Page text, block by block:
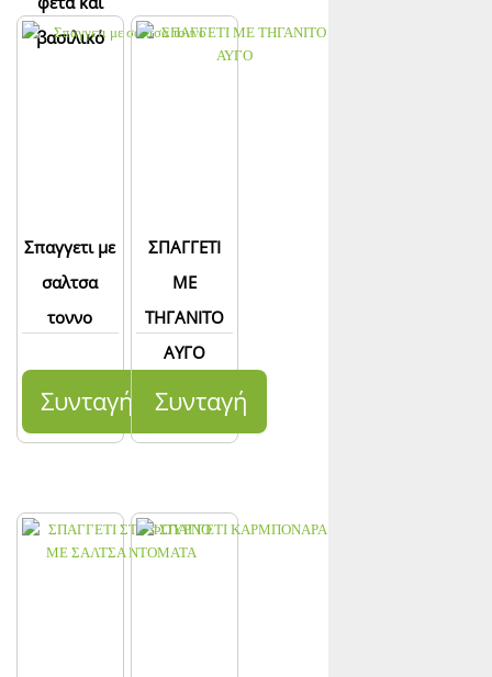
βασιλικό
Σπαγγετι με
σαλτσα
τοννο
Συνταγή
ΣΠΑΓΓΕΤΙ
ΜΕ
ΤΗΓΑΝΙΤΟ
ΑΥΓΟ
Συνταγή